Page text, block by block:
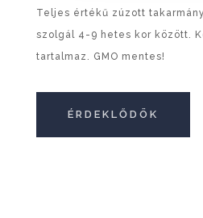
Teljes értékű zúzott
szolgál 4-9 hetes kor között.
tartalmaz. GMO mentes!
ÉRDEKLŐDÖK